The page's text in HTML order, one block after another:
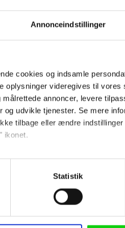
Annonceindstillinger
cookies og indsamle
videregives til vores
annoncer, levere
udvikle tjenester. Se mere
tilbage eller ændre indstillinger
ikonet.
være nøjagtig inden for få
om IP-adresse, ID
Statistik
Jyllands-
Søren Kragh-
vedkommende
filmen forsøger at
uden den tiltænkte
Filmen indleder
frem, går troværdighed